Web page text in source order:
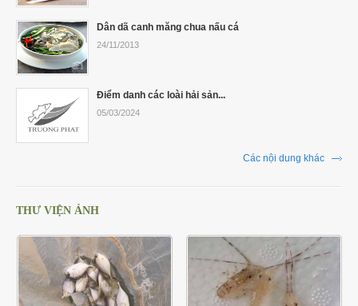
Dân dã canh măng chua nấu cá
24/11/2013
Điểm danh các loài hải sản...
05/03/2024
Các nội dung khác
THƯ VIỆN ẢNH